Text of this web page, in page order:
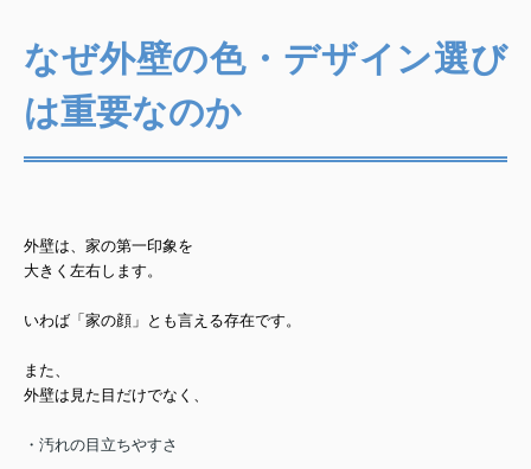
なぜ外壁の色・デザイン選び
は重要なのか
外壁は、家の第一印象を
大きく左右します。
いわば「家の顔」とも言える存在です。
また、
外壁は見た目だけでなく、
・汚れの目立ちやすさ